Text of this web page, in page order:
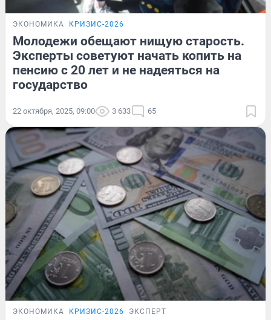
ЭКОНОМИКА КРИЗИС-2026
Молодежи обещают нищую старость.
Эксперты советуют начать копить на
пенсию с 20 лет и не надеяться на
государство
22 октября, 2025, 09:00 3 633 65
ЭКОНОМИКА КРИЗИС-2026 ЭКСПЕРТ